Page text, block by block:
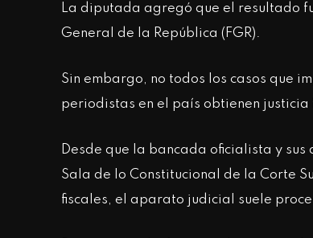
La diputada agregó que el resultado
General de la República (FGR).
Sin embargo, no todos los casos que
periodistas en el país obtienen
Desde que la bancada oficialista y
Sala de lo Constitucional de la Corte
fiscales, el aparato judicial suele